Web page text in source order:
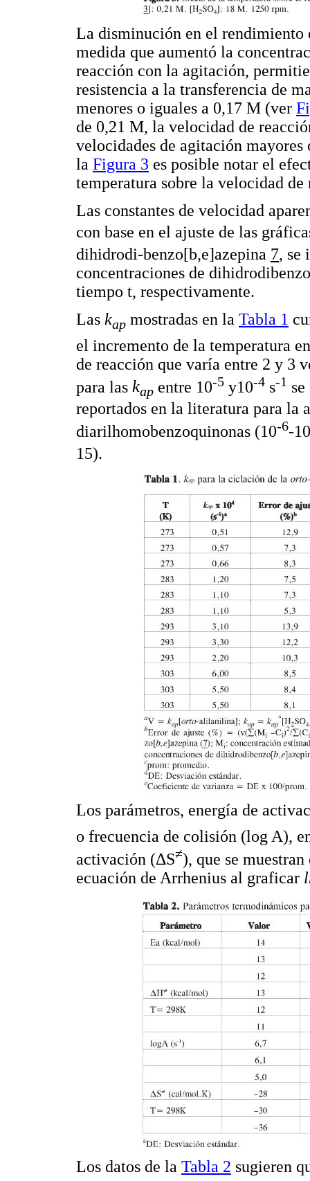
La disminución en el
medida que aumentó la
reacción con la agitación,
resistencia a la transferencia de
menores o iguales a 0,17 M (ver
de 0,21 M, la velocidad de
velocidades de agitación
la Figura 3 es posible notar el
temperatura sobre la velocidad de
Las constantes de velocidad
con base en el ajuste de las
dihidrodi-benzo[b,e]azepina 7, se
concentraciones de
tiempo t, respectivamente.
Las kap mostradas en la Tabla 1
el incremento de la temperatura
de reacción que varía entre 2 y 3
para las kap entre 10-5 y10-4 s-1
reportados en la literatura para
diarilhomobenzoquinonas (10-6-10
15).
Los parámetros, energía de
o frecuencia de colisión (log A),
activación (ΔS≠), que se
ecuación de Arrhenius al graficar
Los datos de la Tabla 2 sugieren